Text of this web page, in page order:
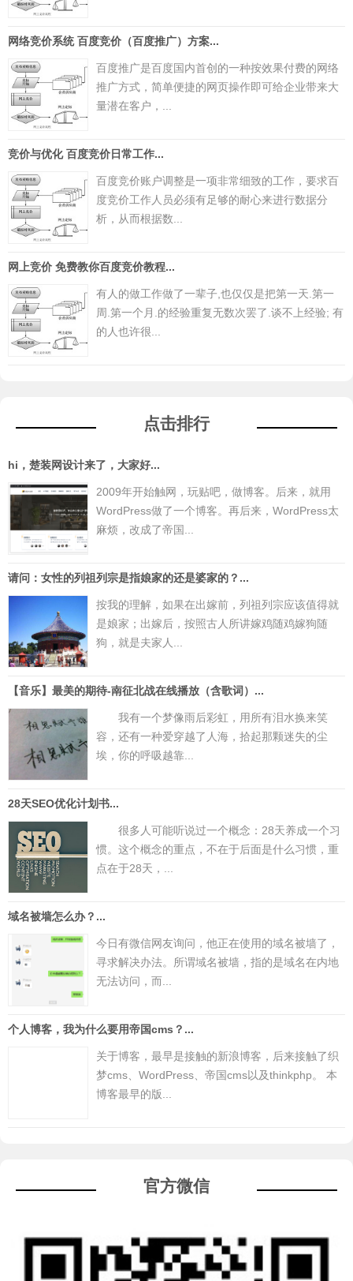
网络竞价系统 百度竞价（百度推广）方案...
百度推广是百度国内首创的一种按效果付费的网络
推广方式，简单便捷的网页操作即可给企业带来大
量潜在客户，...
竞价与优化 百度竞价日常工作...
百度竞价账户调整是一项非常细致的工作，要求百
度竞价工作人员必须有足够的耐心来进行数据分
析，从而根据数...
网上竞价 免费教你百度竞价教程...
有人的做工作做了一辈子,也仅仅是把第一天.第一
周.第一个月.的经验重复无数次罢了.谈不上经验; 有
的人也许很...
点击排行
hi，楚装网设计来了，大家好...
2009年开始触网，玩贴吧，做博客。后来，就用
WordPress做了一个博客。再后来，WordPress太
麻烦，改成了帝国...
请问：女性的列祖列宗是指娘家的还是婆家的？...
按我的理解，如果在出嫁前，列祖列宗应该值得就
是娘家；出嫁后，按照古人所讲嫁鸡随鸡嫁狗随
狗，就是夫家人...
【音乐】最美的期待-南征北战在线播放（含歌词）...
我有一个梦像雨后彩虹，用所有泪水换来笑
容，还有一种爱穿越了人海，拾起那颗迷失的尘
埃，你的呼吸越靠...
28天SEO优化计划书...
很多人可能听说过一个概念：28天养成一个习
惯。这个概念的重点，不在于后面是什么习惯，重
点在于28天，...
域名被墙怎么办？...
今日有微信网友询问，他正在使用的域名被墙了，
寻求解决办法。所谓域名被墙，指的是域名在内地
无法访问，而...
个人博客，我为什么要用帝国cms？...
关于博客，最早是接触的新浪博客，后来接触了织
梦cms、WordPress、帝国cms以及thinkphp。 本
博客最早的版...
官方微信